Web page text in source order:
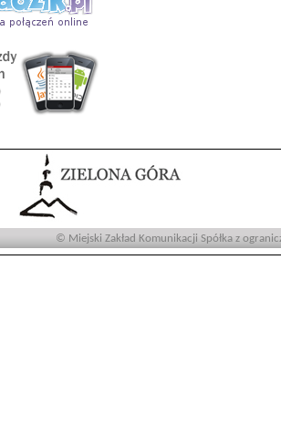
© Miejski Zakład Komunikacji Spółka z